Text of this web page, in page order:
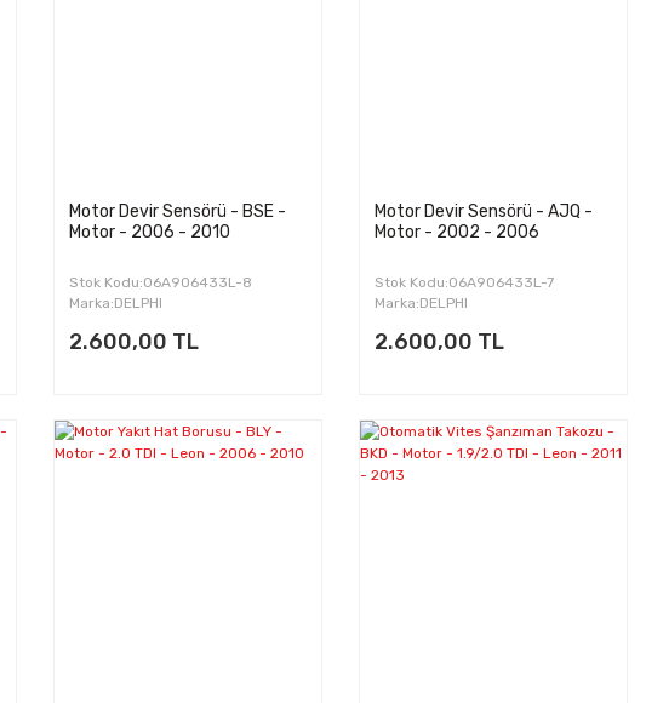
Motor Devir Sensörü - BSE -
Motor - 2006 - 2010
Stok Kodu:06A906433L-8
Marka:DELPHI
2.600,00 TL
Motor Devir Sensörü - AJQ -
Motor - 2002 - 2006
Stok Kodu:06A906433L-7
Marka:DELPHI
2.600,00 TL